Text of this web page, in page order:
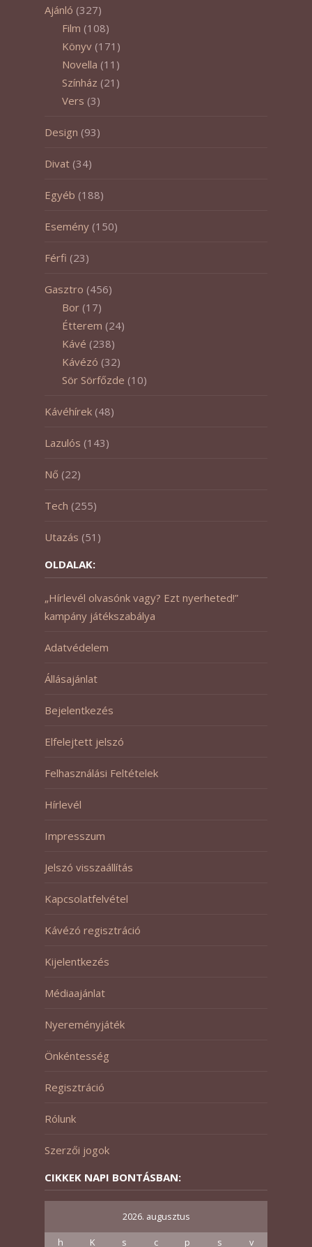
Ajánló (327)
Film (108)
Könyv (171)
Novella (11)
Színház (21)
Vers (3)
Design (93)
Divat (34)
Egyéb (188)
Esemény (150)
Férfi (23)
Gasztro (456)
Bor (17)
Étterem (24)
Kávé (238)
Kávézó (32)
Sör Sörfőzde (10)
Kávéhírek (48)
Lazulós (143)
Nő (22)
Tech (255)
Utazás (51)
OLDALAK:
„Hírlevél olvasónk vagy? Ezt nyerheted!”
kampány játékszabálya
Adatvédelem
Állásajánlat
Bejelentkezés
Elfelejtett jelszó
Felhasználási Feltételek
Hírlevél
Impresszum
Jelszó visszaállítás
Kapcsolatfelvétel
Kávézó regisztráció
Kijelentkezés
Médiaajánlat
Nyereményjáték
Önkéntesség
Regisztráció
Rólunk
Szerzői jogok
CIKKEK NAPI BONTÁSBAN:
2026. augusztus
h K s c p s v